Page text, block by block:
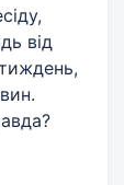
від